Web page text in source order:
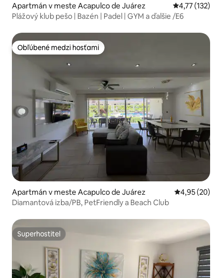
Apartmán v meste Acapulco de Juárez Priemerné
4,77 (132)
Plážový klub pešo | Bazén | Padel | GYM a ďalšie /E6
Obľúbené medzi hosťami
Obľúbené medzi hosťami
Apartmán v meste Acapulco de Juárez Priemerné
4,95 (20)
Diamantová izba/PB, PetFriendly a Beach Club
Superhostiteľ
Superhostiteľ